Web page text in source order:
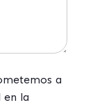
a
en la